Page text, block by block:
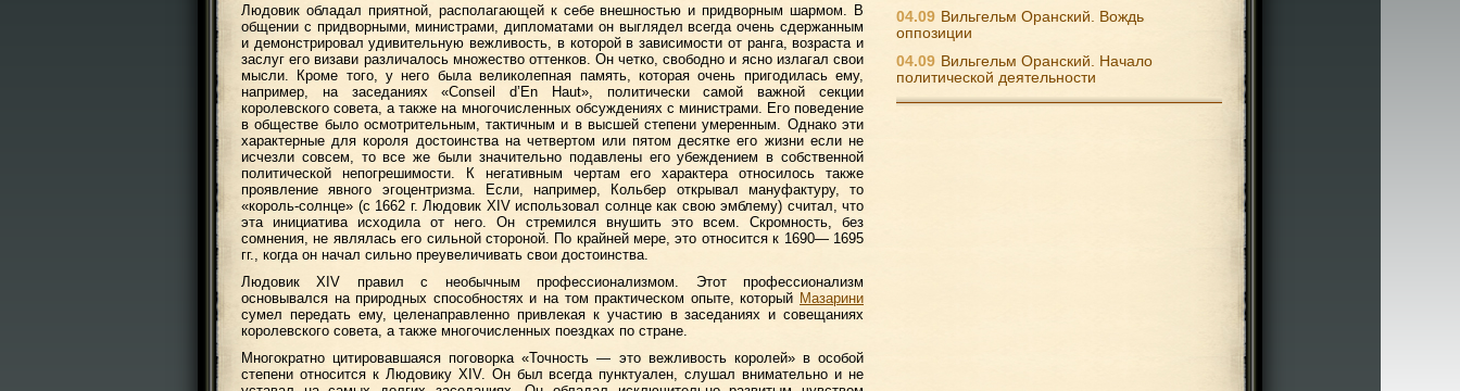
Людовик обладал приятной, располагающей к себе внешностью и придворным шармом. В
общении с придворными, министрами, дипломатами он выглядел всегда очень сдержанным
и демонстрировал удивительную вежливость, в которой в зависимости от ранга, возраста и
заслуг его визави различалось множество оттенков. Он четко, свободно и ясно излагал свои
мысли. Кроме того, у него была великолепная память, которая очень пригодилась ему,
например, на заседаниях «Conseil d’En Haut», политически самой важной секции
королевского совета, а также на многочисленных обсуждениях с министрами. Его поведение
в обществе было осмотрительным, тактичным и в высшей степени умеренным. Однако эти
характерные для короля достоинства на четвертом или пятом десятке его жизни если не
исчезли совсем, то все же были значительно подавлены его убеждением в собственной
политической непогрешимости. К негативным чертам его характера относилось также
проявление явного эгоцентризма. Если, например, Кольбер открывал мануфактуру, то
«король-солнце» (с 1662 г. Людовик XIV использовал солнце как свою эмблему) считал, что
эта инициатива исходила от него. Он стремился внушить это всем. Скромность, без
сомнения, не являлась его сильной стороной. По крайней мере, это относится к 1690— 1695
гг., когда он начал сильно преувеличивать свои достоинства.
Людовик XIV правил с необычным профессионализмом. Этот профессионализм
основывался на природных способностях и на том практическом опыте, который Мазарини
сумел передать ему, целенаправленно привлекая к участию в заседаниях и совещаниях
королевского совета, а также многочисленных поездках по стране.
Многократно цитировавшаяся поговорка «Точность — это вежливость королей» в особой
степени относится к Людовику XIV. Он был всегда пунктуален, слушал внимательно и не
04.09 Вильгельм Оранский. Вождь
оппозиции
04.09 Вильгельм Оранский. Начало
политической деятельности